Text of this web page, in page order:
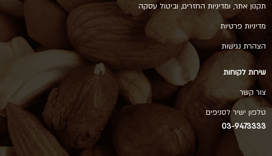
תקנון אתר, ומדיניות החזרים, וביטול עסקה
מדיניות פרטיות
הצהרת נגישות
שירות לקוחות
צור קשר
טלפון ישיר לסניפים
03-9473333